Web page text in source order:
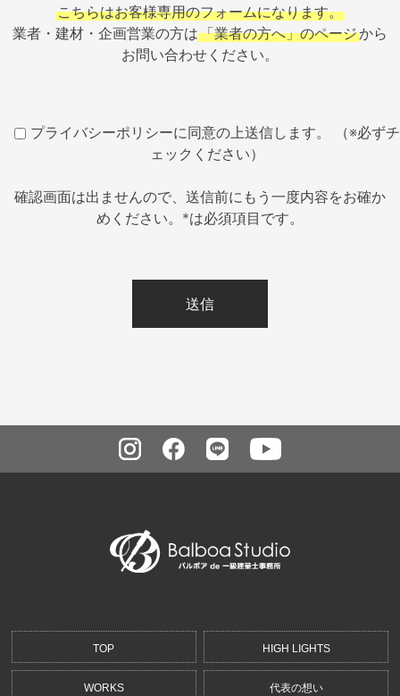
こちらはお客様専用のフォームになります。
業者・建材・企画営業の方は「業者の方へ」のページから
お問い合わせください。
プライバシーポリシーに同意の上送信します。 （※必ずチ
ェックください）
確認画面は出ませんので、送信前にもう一度内容をお確か
めください。*は必須項目です。
TOP HIGH LIGHTS
WORKS 代表の想い